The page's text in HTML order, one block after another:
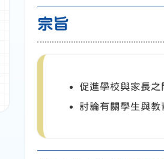
宗旨
促進學校與家長
討論有關學生與教